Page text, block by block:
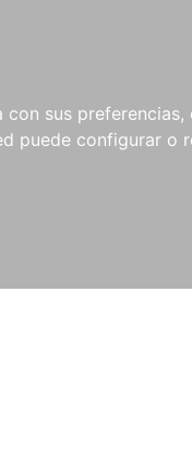
sus
puede configurar o